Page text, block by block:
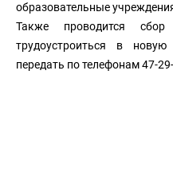
образовательные
Также проводится
трудоустроиться в
передать по телефонам 47-